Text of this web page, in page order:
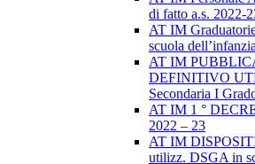
di fatto a.s. 2022-
AT IM
scuola
AT IM
DEFINITIVO
Secondaria I
AT IM 1 °
2022 – 23
AT IM
utilizz. DSGA in